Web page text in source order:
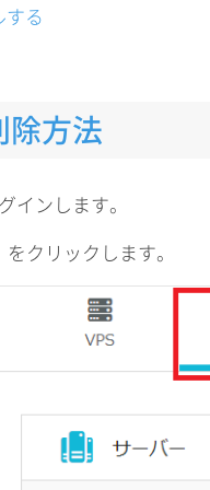
る
方法
インします。
クリックします。